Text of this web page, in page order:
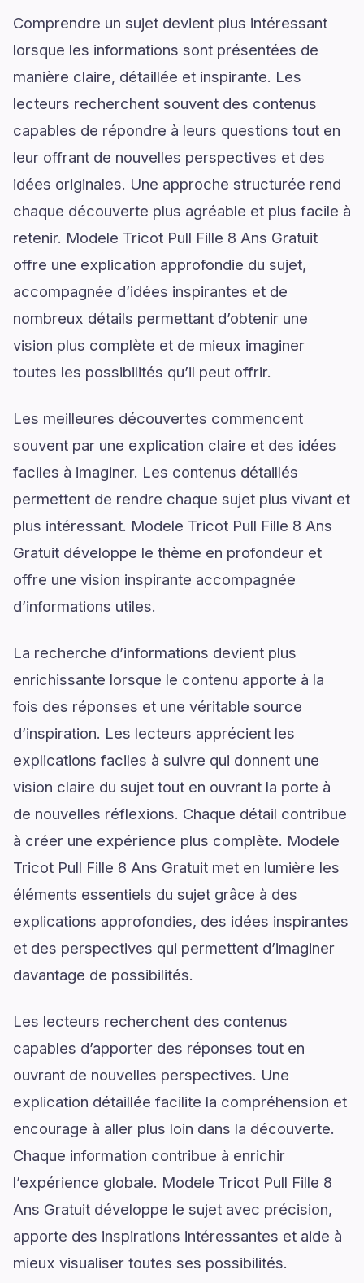
Comprendre un sujet devient plus intéressant
lorsque les informations sont présentées de
manière claire, détaillée et inspirante. Les
lecteurs recherchent souvent des contenus
capables de répondre à leurs questions tout en
leur offrant de nouvelles perspectives et des
idées originales. Une approche structurée rend
chaque découverte plus agréable et plus facile à
retenir. Modele Tricot Pull Fille 8 Ans Gratuit
offre une explication approfondie du sujet,
accompagnée d’idées inspirantes et de
nombreux détails permettant d’obtenir une
vision plus complète et de mieux imaginer
toutes les possibilités qu’il peut offrir.
Les meilleures découvertes commencent
souvent par une explication claire et des idées
faciles à imaginer. Les contenus détaillés
permettent de rendre chaque sujet plus vivant et
plus intéressant. Modele Tricot Pull Fille 8 Ans
Gratuit développe le thème en profondeur et
offre une vision inspirante accompagnée
d’informations utiles.
La recherche d’informations devient plus
enrichissante lorsque le contenu apporte à la
fois des réponses et une véritable source
d’inspiration. Les lecteurs apprécient les
explications faciles à suivre qui donnent une
vision claire du sujet tout en ouvrant la porte à
de nouvelles réflexions. Chaque détail contribue
à créer une expérience plus complète. Modele
Tricot Pull Fille 8 Ans Gratuit met en lumière les
éléments essentiels du sujet grâce à des
explications approfondies, des idées inspirantes
et des perspectives qui permettent d’imaginer
davantage de possibilités.
Les lecteurs recherchent des contenus
capables d’apporter des réponses tout en
ouvrant de nouvelles perspectives. Une
explication détaillée facilite la compréhension et
encourage à aller plus loin dans la découverte.
Chaque information contribue à enrichir
l’expérience globale. Modele Tricot Pull Fille 8
Ans Gratuit développe le sujet avec précision,
apporte des inspirations intéressantes et aide à
mieux visualiser toutes ses possibilités.